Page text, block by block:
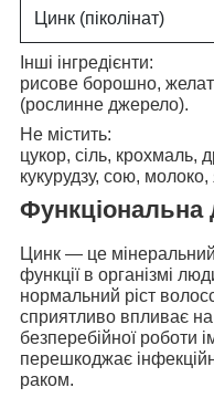
Цинк (піколінат)
Інші інгредієнти:
рисове борошно,
(рослинне джерело).
Не містить:
цукор, сіль, крохмаль,
кукурудзу, сою,
Функціональна
Цинк — це
функції в організмі
нормальний ріст
сприятливо впливає на
безперебійної роботи
перешкоджає
раком.